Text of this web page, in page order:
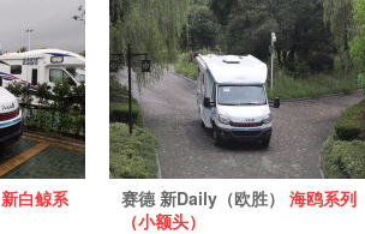
新白鲸系
赛德 新Daily（欧胜） 海鸥系列
（小额头）